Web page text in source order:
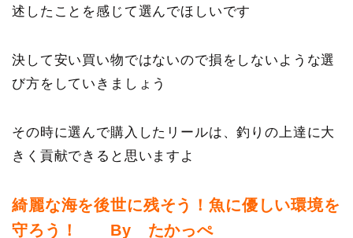
述したことを感じて選んでほしいです
決して安い買い物ではないので損をしないような選
び方をしていきましょう
その時に選んで購入したリールは、釣りの上達に大
きく貢献できると思いますよ
綺麗な海を後世に残そう！魚に優しい環境を
守ろう！ By たかっぺ